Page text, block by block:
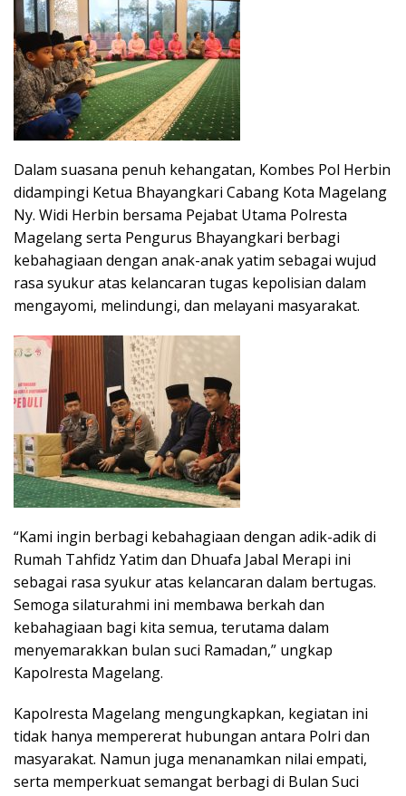
Dalam suasana penuh kehangatan, Kombes Pol Herbin
didampingi Ketua Bhayangkari Cabang Kota Magelang
Ny. Widi Herbin bersama Pejabat Utama Polresta
Magelang serta Pengurus Bhayangkari berbagi
kebahagiaan dengan anak-anak yatim sebagai wujud
rasa syukur atas kelancaran tugas kepolisian dalam
mengayomi, melindungi, dan melayani masyarakat.
“Kami ingin berbagi kebahagiaan dengan adik-adik di
Rumah Tahfidz Yatim dan Dhuafa Jabal Merapi ini
sebagai rasa syukur atas kelancaran dalam bertugas.
Semoga silaturahmi ini membawa berkah dan
kebahagiaan bagi kita semua, terutama dalam
menyemarakkan bulan suci Ramadan,” ungkap
Kapolresta Magelang.
Kapolresta Magelang mengungkapkan, kegiatan ini
tidak hanya mempererat hubungan antara Polri dan
masyarakat. Namun juga menanamkan nilai empati,
serta memperkuat semangat berbagi di Bulan Suci